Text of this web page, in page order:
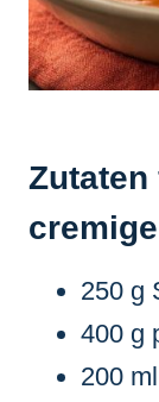
Zutaten
250 g
400 g
200